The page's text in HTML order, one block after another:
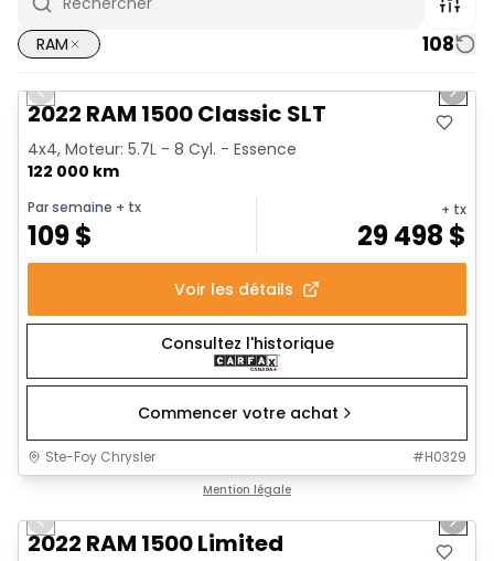
RAM 108
Très bonne offre
Previous slide Next
2022 RAM 1500 Classic SLT
4x4, Moteur: 5.7L - 8 Cyl. - Essence
122 000 km
Par semaine + tx
109$
+ tx
29 498 $
Voir les détails
Consultez l'historique
Commencer votre achat
Ste-Foy Chrysler #H0329
Mention légale
Previous slide Next
2022 RAM 1500 Limited